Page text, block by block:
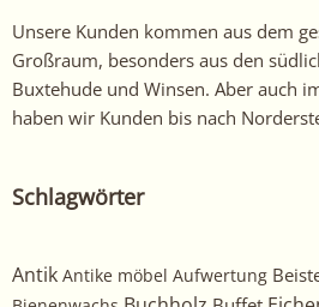
Unsere Kunden kommen aus dem
Großraum, besonders aus den
Buxtehude und Winsen. Aber auch
haben wir Kunden bis nach
Schlagwörter
Antik Antike möbel Aufwertung